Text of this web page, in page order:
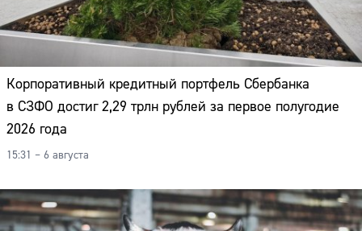
Корпоративный кредитный портфель Сбербанка
в СЗФО достиг 2,29 трлн рублей за первое полугодие
2026 года
15:31 – 6 августа